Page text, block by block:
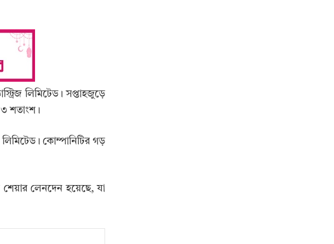
লিমিটেড। সপ্তাহজুড়ে
শতাংশ।
লিমিটেড। কোম্পানিটির গড়
লেনদেন হয়েছে, যা